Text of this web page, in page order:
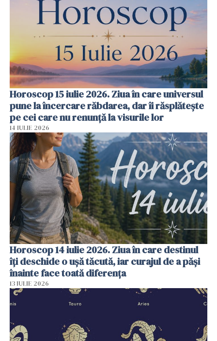
Horoscop 15 iulie 2026. Ziua în care universul
pune la încercare răbdarea, dar îi răsplătește
pe cei care nu renunță la visurile lor
14 IULIE 2026
Horoscop 14 iulie 2026. Ziua în care destinul
îți deschide o ușă tăcută, iar curajul de a păși
înainte face toată diferența
13 IULIE 2026